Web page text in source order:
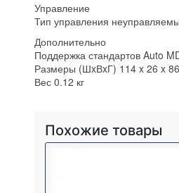
Управление
Тип управления
Дополнительно
Поддержка стандартов Auto
Размеры (ШxВxГ) 114 x 26 x
Вес 0.12 кг
Похожие товары